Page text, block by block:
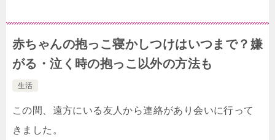
赤ちゃんの抱っこ寝かしつけはいつまで？嫌
がる・泣く時の抱っこ以外の方法も
生活
この間、遠方にいる友人から連絡があり会いに行って
きました。